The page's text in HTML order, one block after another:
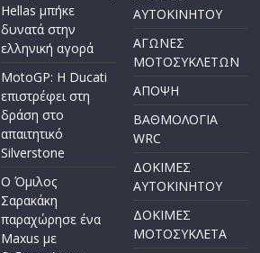
Hellas μπήκε
δυνατά στην
ελληνική αγορά
MotoGP: Η Ducati
επιστρέφει στη
δράση στο
απαιτητικό
Silverstone
Ο Όμιλος
Σαρακάκη
παραχώρησε ένα
Maxus με
AYTOKINHTOY
ΑΓΩΝΕΣ
ΜΟΤΟΣΥΚΛΕΤΩΝ
ΑΠΟΨΗ
ΒΑΘΜΟΛΟΓΙΑ
WRC
ΔΟΚΙΜΕΣ
ΑΥΤΟΚΙΝΗΤΟΥ
ΔΟΚΙΜΕΣ
ΜΟΤΟΣΥΚΛΕΤΑ